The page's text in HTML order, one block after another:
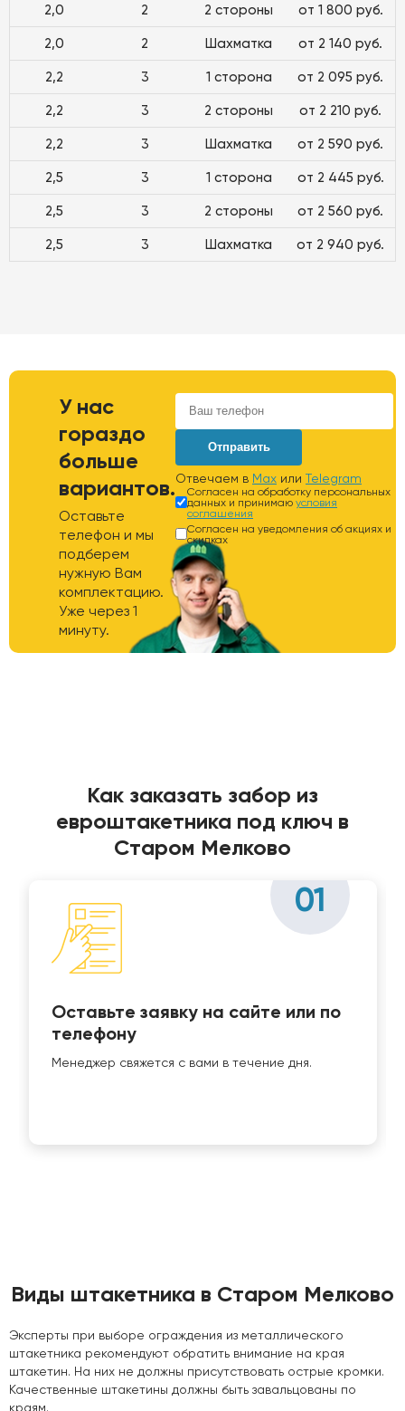
2,0 2 2 стороны от 1 800 руб.
2,0 2 Шахматка от 2 140 руб.
2,2 3 1 сторона от 2 095 руб.
2,2 3 2 стороны от 2 210 руб.
2,2 3 Шахматка от 2 590 руб.
2,5 3 1 сторона от 2 445 руб.
2,5 3 2 стороны от 2 560 руб.
2,5 3 Шахматка от 2 940 руб.
У нас
гораздо
больше
вариантов.
Оставьте
телефон и мы
подберем
нужную Вам
комплектацию.
Уже через 1
минуту.
Отправить
Отвечаем в Max или Telegram
Согласен на обработку персональных
данных и принимаю условия
соглашения
Согласен на уведомления об акциях и
скидках
Как заказать забор из
евроштакетника под ключ в
Старом Мелково
01
Оставьте заявку на сайте или по
телефону
Менеджер свяжется с вами в течение дня.
Виды штакетника в Старом Мелково
Эксперты при выборе ограждения из металлического
штакетника рекомендуют обратить внимание на края
штакетин. На них не должны присутствовать острые кромки.
Качественные штакетины должны быть завальцованы по
краям.